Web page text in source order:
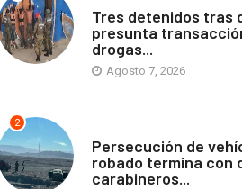
Tres detenidos tras
presunta
drogas...
Agosto 7, 2026
2
Persecución de
robado termina con
carabineros...